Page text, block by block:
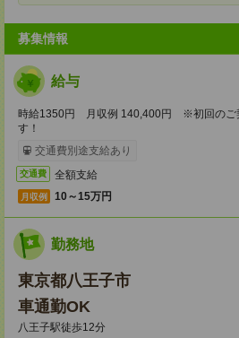
募集情報
給与
時給1350円 月収例 140,400円 ※初回のご
す！
交通費別途支給あり
交通費 全額支給
月収例 10～15万円
勤務地
東京都八王子市
車通勤OK
八王子駅徒歩12分